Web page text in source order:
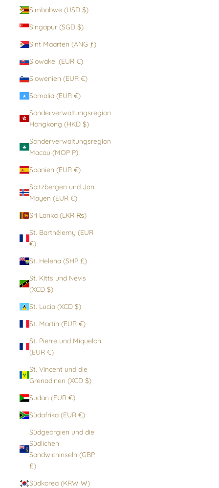
Simbabwe (USD $)
Singapur (SGD $)
Sint Maarten (ANG ƒ)
Slowakei (EUR €)
Slowenien (EUR €)
Somalia (EUR €)
Sonderverwaltungsregion
Hongkong (HKD $)
Sonderverwaltungsregion
Macau (MOP P)
Spanien (EUR €)
Spitzbergen und Jan
Mayen (EUR €)
Sri Lanka (LKR ₨)
St. Barthélemy (EUR
€)
St. Helena (SHP £)
St. Kitts und Nevis
(XCD $)
St. Lucia (XCD $)
St. Martin (EUR €)
St. Pierre und Miquelon
(EUR €)
St. Vincent und die
Grenadinen (XCD $)
Sudan (EUR €)
Südafrika (EUR €)
Südgeorgien und die
Südlichen
Sandwichinseln (GBP
£)
Südkorea (KRW ₩)